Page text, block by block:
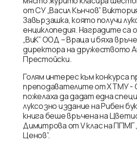
от СУ „Васил Кънчов”
Завързашка, която получи
енциклопедия. Наградите са
„ВиК” ООД – Враца и бяха
директора на дружеството
Престойски.
Голям интерес към конкурса
преподавателите от ХТМУ -
пожелаха да дадат една
луксозно издание на Рибен
книга беше връчена на
Димитрова от V клас на ППМГ
Ценов”.